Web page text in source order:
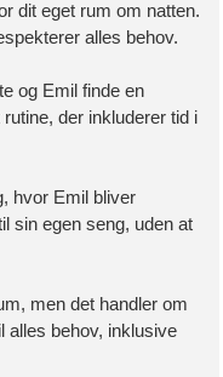
dit eget rum om natten.
alles behov.
og Emil finde en
der inkluderer tid i
hvor Emil bliver
sin egen seng, uden at
men det handler om
alles behov, inklusive